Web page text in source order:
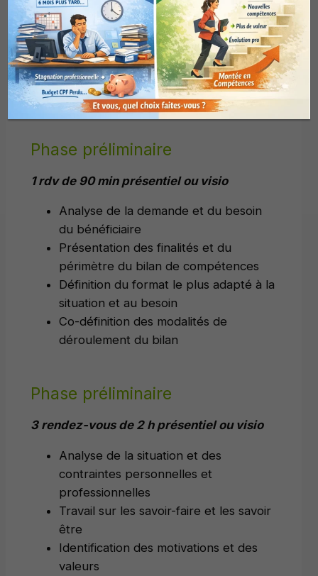
Entretien téléphonique
« prise de contact » – 30 min
Validation de la demande et de
l’engagement du client
Phase préliminaire
1 rdv de 90 min présentiel ou visio
Analyse de la demande et du besoin
du bénéficiaire
Présentation des finalités et du
périmètre du bilan de compétences
Définition du format le plus adapté à la
situation et au besoin
Co-définition des modalités de
déroulement du bilan
Phase préliminaire
3 rendez-vous de 2 h présentiel ou visio
Analyse de la situation et des
contraintes personnelles et
professionnelles
Travail sur les savoir-faire et les savoir
être
Identification des motivations et des
valeurs